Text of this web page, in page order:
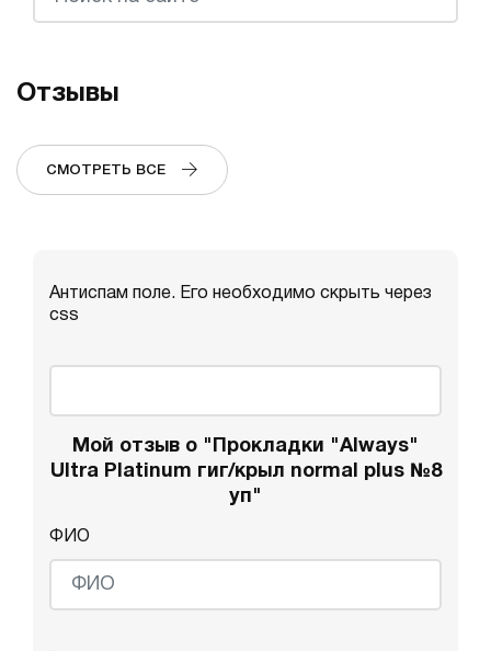
Отзывы
СМОТРЕТЬ ВСЕ
Антиспам поле. Его необходимо скрыть через
css
Мой отзыв о "Прокладки "Always"
Ultra Platinum гиг/крыл normal plus №8
уп"
ФИО